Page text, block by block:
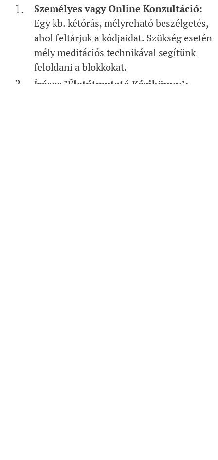
Személyes vagy Online Konzultáció:
Egy kb. kétórás, mélyreható beszélgetés,
ahol feltárjuk a kódjaidat. Szükség esetén
mély meditációs technikával segítünk
feloldani a blokkokat.
Írásos "Életútmutató Kézikönyv":